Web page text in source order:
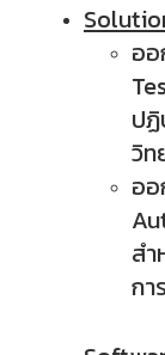
อ
ปฏิ
วิท
อ
ส
กา